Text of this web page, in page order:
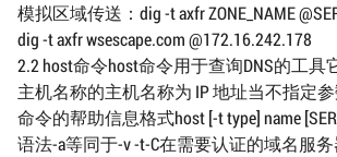
模拟区域传送：dig -t axfr ZONE_NAME
dig -t axfr wsescape.com @172.16.242.178
2.2 host命令host命令用于查询DNS的工具
主机名称的主机名称为 IP 地址当不指定
命令的帮助信息格式host [-t type] name
语法-a等同于-v -t-C在需要认证的域名服务